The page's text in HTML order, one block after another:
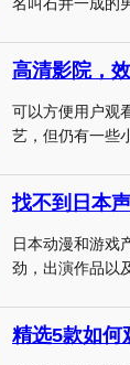
可以方便用户观
艺，但仍有一些
日本动漫和游戏
劲，出演作品以